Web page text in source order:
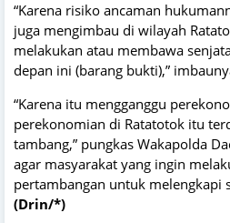
“Karena risiko ancaman
juga mengimbau di wilayah
melakukan atau membawa
depan ini (barang bukti),”
“Karena itu mengganggu
perekonomian di Ratatotok itu
tambang,” pungkas Wakapolda
agar masyarakat yang ingin
pertambangan untuk melengkapi
(Drin/*)